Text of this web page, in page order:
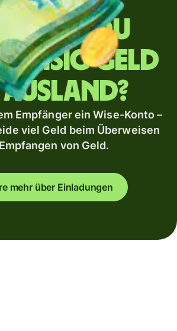
du
Geld
Ausland?
Empfänger ein Wise-Konto –
viel Geld beim Überweisen
von Geld.
mehr über Einladungen